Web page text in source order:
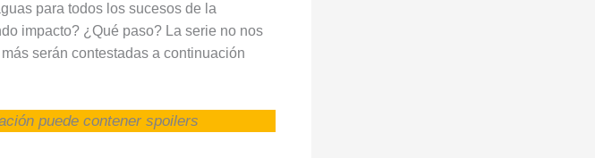
para todos los sucesos de la
impacto? ¿Qué paso? La serie no nos
serán contestadas a continuación
puede contener spoilers